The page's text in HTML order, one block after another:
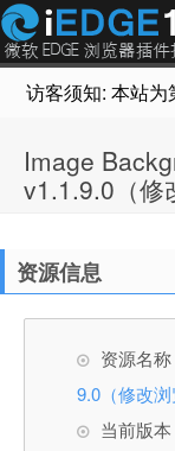
访客须知: 本站
Image
v1.1.9.0（修
资源信息
资源名称
9.0（修改浏
当前版